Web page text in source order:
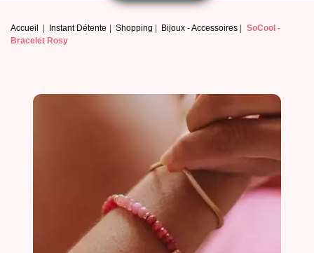
Accueil Instant Détente Shopping Bijoux - Accessoires
SoCool -
Bracelet Rosy